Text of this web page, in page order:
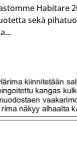
Habitare
sekä